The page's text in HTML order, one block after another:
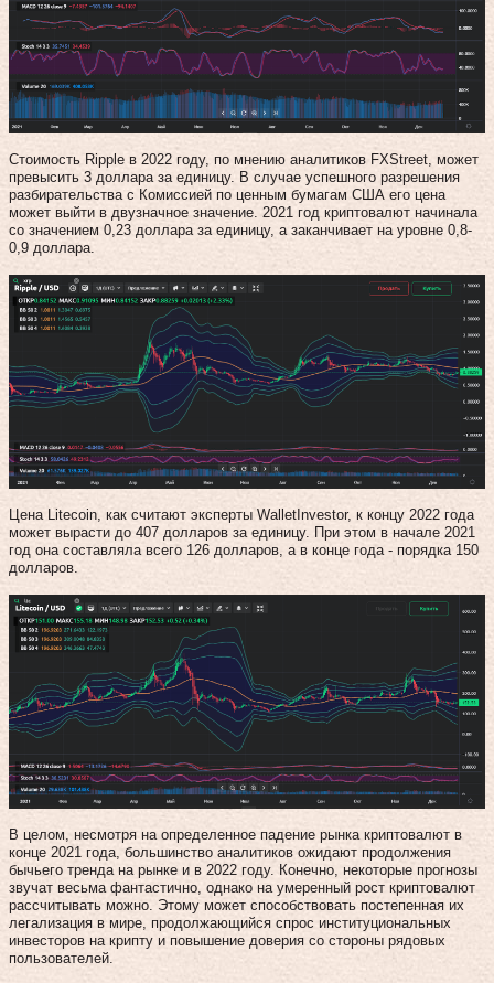
Стоимость Ripple в 2022 году, по мнению аналитиков FXStreet, может
превысить 3 доллара за единицу. В случае успешного разрешения
разбирательства с Комиссией по ценным бумагам США его цена
может выйти в двузначное значение. 2021 год криптовалют начинала
со значением 0,23 доллара за единицу, а заканчивает на уровне 0,8-
0,9 доллара.
Цена Litecoin, как считают эксперты WalletInvestor, к концу 2022 года
может вырасти до 407 долларов за единицу. При этом в начале 2021
год она составляла всего 126 долларов, а в конце года - порядка 150
долларов.
В целом, несмотря на определенное падение рынка криптовалют в
конце 2021 года, большинство аналитиков ожидают продолжения
бычьего тренда на рынке и в 2022 году. Конечно, некоторые прогнозы
звучат весьма фантастично, однако на умеренный рост криптовалют
рассчитывать можно. Этому может способствовать постепенная их
легализация в мире, продолжающийся спрос институциональных
инвесторов на крипту и повышение доверия со стороны рядовых
пользователей.